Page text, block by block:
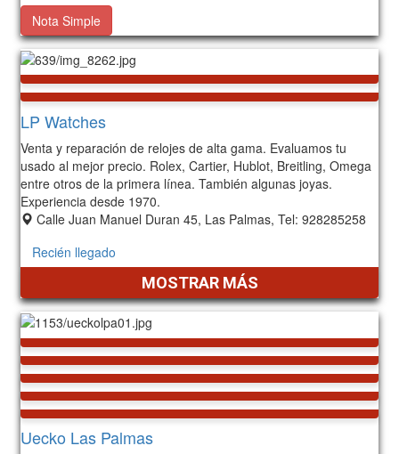
Nota Simple
LP Watches
Venta y reparación de relojes de alta gama. Evaluamos tu
usado al mejor precio. Rolex, Cartier, Hublot, Breitling, Omega
entre otros de la primera línea. También algunas joyas.
Experiencia desde 1970.
Calle Juan Manuel Duran 45, Las Palmas, Tel: 928285258
Recién llegado
MOSTRAR MÁS
Uecko Las Palmas